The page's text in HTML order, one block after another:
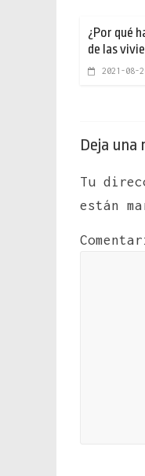
¿Por qué
de las
2021-08-
Deja una
Tu
están